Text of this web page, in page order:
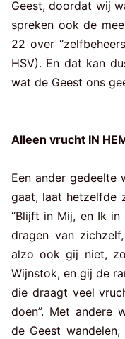
Geest, doordat wij
spreken ook de
22 over
HSV). En dat kan
wat de Geest ons
Alleen vrucht IN
Een ander gedeelte
gaat, laat hetzelfde
“Blijft in Mij, en Ik
dragen van
alzo ook gij niet,
Wijnstok, en gij de
die draagt veel
doen”. Met andere
de Geest